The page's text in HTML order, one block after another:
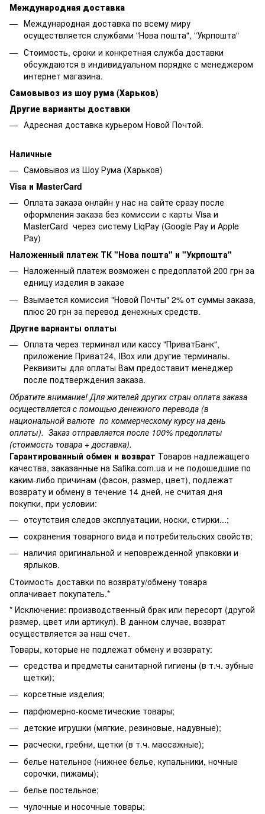
Международная доставка
Международная доставка по всему миру
осуществляется службами "Нова пошта", "Укрпошта"
Стоимость, сроки и конкретная служба доставки
обсуждаются в индивидуальном порядке с менеджером
интернет магазина.
Самовывоз из шоу рума (Харьков)
Другие варианты доставки
Адресная доставка курьером Новой Почтой.
Наличные
Самовывоз из Шоу Рума (Харьков)
Visa и MasterCard
Оплата заказа онлайн у нас на сайте сразу после
оформления заказа без комиссии с карты Visa и
MasterCard через систему LiqPay (Google Pay и Apple
Pay)
Наложенный платеж ТК "Нова пошта" и "Укрпошта"
Наложенный платеж возможен с предоплатой 200 грн за
едницу изделия в заказе
Взымается комиссия "Новой Почты" 2% от суммы заказа,
плюс 20 грн за перевод денежных средств.
Другие варианты оплаты
Оплата через терминал или кассу "ПриватБанк",
приложение Приват24, IBox или другие терминалы.
Реквизиты для оплаты Вам предоставит менеджер
после подтверждения заказа.
Обратите внимание! Для жителей других стран оплата заказа
осуществляется с помощью денежного перевода (в
национальной валюте по коммерческому курсу на день
оплаты). Заказ отправляется после 100% предоплаты
(стоимость товара + доставка).
Гарантированный обмен и возврат Товаров надлежащего
качества, заказанные на Safika.com.ua и не подошедшие по
каким-либо причинам (фасон, размер, цвет), подлежат
возврату и обмену в течение 14 дней, не считая дня
покупки, при условии:
отсутствия следов эксплуатации, носки, стирки...;
сохранения товарного вида и потребительских свойств;
наличия оригинальной и неповрежденной упаковки и
ярлыков.
Стоимость доставки по возврату/обмену товара
оплачивает покупатель.*
* Исключение: производственный брак или пересорт (другой
размер, цвет или артикул). В данном случае, возврат
осуществляется за наш счет.
Товары, которые не подлежат обмену и возврату:
средства и предметы санитарной гигиены (в т.ч. зубные
щетки);
корсетные изделия;
парфюмерно-косметические товары;
детские игрушки (мягкие, резиновые, надувные);
расчески, гребни, щетки (в т.ч. массажные);
белье нательное (нижнее белье, купальники, ночные
сорочки, пижамы);
белье постельное;
чулочные и носочные товары;